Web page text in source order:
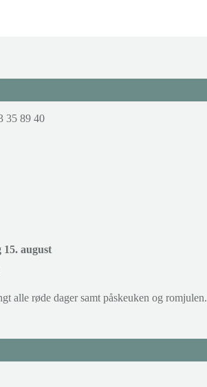
35 89 40
15. august
alle røde dager samt påskeuken og romjulen.